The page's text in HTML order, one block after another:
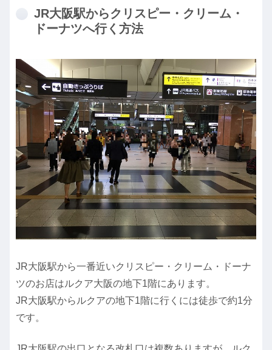
JR大阪駅からクリスピー・クリーム・
ドーナツへ行く方法
JR大阪駅から一番近いクリスピー・クリーム・ドーナ
ツのお店はルクア大阪の地下1階にあります。
JR大阪駅からルクアの地下1階に行くには徒歩で約1分
です。